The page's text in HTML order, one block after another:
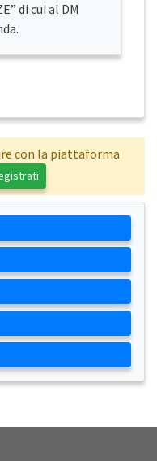
di cui al DM
con la piattaforma